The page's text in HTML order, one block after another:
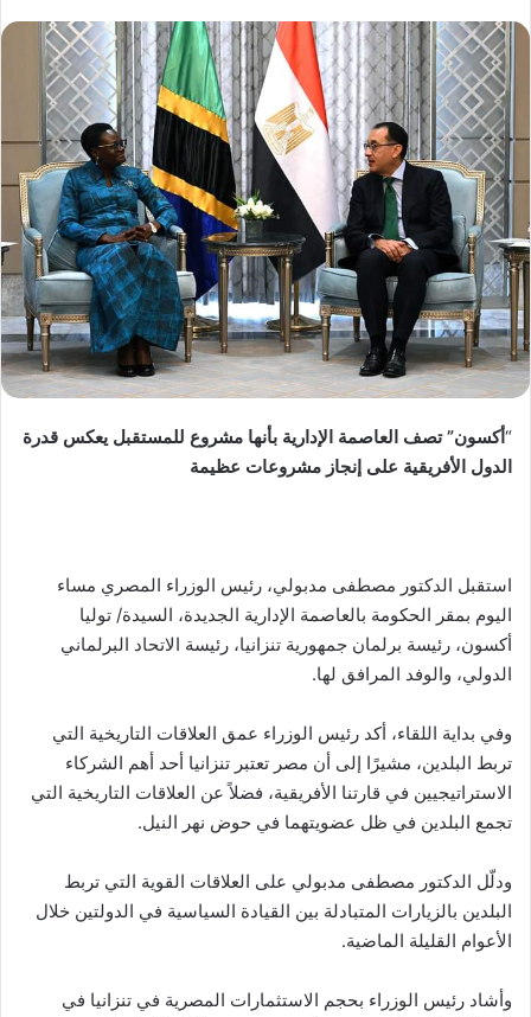
“أكسون” تصف العاصمة الإدارية بأنها مشروع للمستقبل يعكس قدرة
الدول الأفريقية على إنجاز مشروعات عظيمة
استقبل الدكتور مصطفى مدبولي، رئيس الوزراء المصري مساء
اليوم بمقر الحكومة بالعاصمة الإدارية الجديدة، السيدة/ توليا
أكسون، رئيسة برلمان جمهورية تنزانيا، رئيسة الاتحاد البرلماني
الدولي، والوفد المرافق لها.
وفي بداية اللقاء، أكد رئيس الوزراء عمق العلاقات التاريخية التي
تربط البلدين، مشيرًا إلى أن مصر تعتبر تنزانيا أحد أهم الشركاء
الاستراتيجيين في قارتنا الأفريقية، فضلاً عن العلاقات التاريخية التي
تجمع البلدين في ظل عضويتهما في حوض نهر النيل.
ودلّل الدكتور مصطفى مدبولي على العلاقات القوية التي تربط
البلدين بالزيارات المتبادلة بين القيادة السياسية في الدولتين خلال
الأعوام القليلة الماضية.
وأشاد رئيس الوزراء بحجم الاستثمارات المصرية في تنزانيا في